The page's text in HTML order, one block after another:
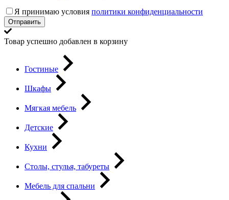
Я принимаю условия политики конфиденциальности
Отправить
Товар успешно добавлен в корзину
Гостиные
Шкафы
Мягкая мебель
Детские
Кухни
Столы, стулья, табуреты
Мебель для спальни